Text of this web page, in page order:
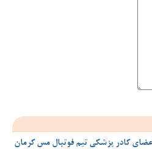
اعضای کادر پزشکی تیم فوتبال مس کرمان